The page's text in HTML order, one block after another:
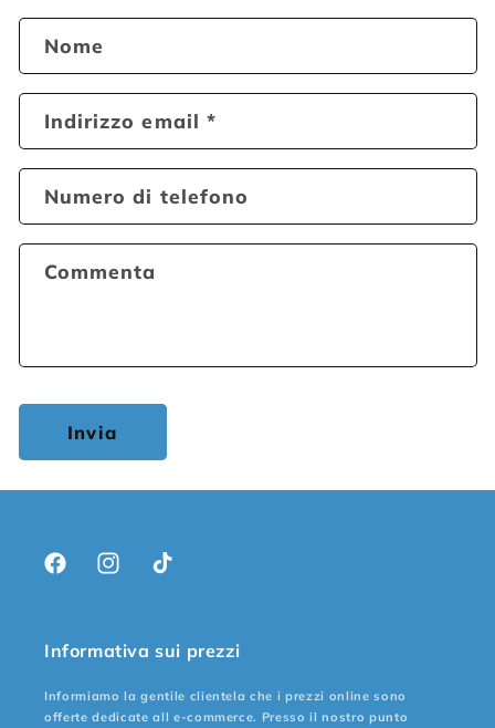
Nome
Indirizzo email*
Numero di telefono
Commenta
Invia
FacebookInstagramTikTok
Informativa sui prezzi
Informiamo la gentile clientela che i prezzi online sono
offerte dedicate all e-commerce. Presso il nostro punto